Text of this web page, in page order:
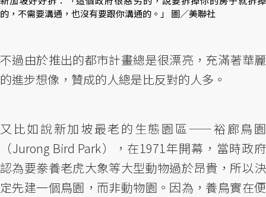
的，不需要溝通，也沒有要跟你溝通的。」 圖／美聯社
不過由於推出的都市計畫總是很漂亮，充滿著華麗
的進步想像，贊成的人總是比反對的人多。
又比如說新加坡最老的生態園區——裕廊鳥園
（Jurong Bird Park），在1971年開幕，當時政府
認為要豢養老虎大象等大型動物過於昂貴，所以決
定先建一個鳥園，而非動物園。因為，養鳥實在便